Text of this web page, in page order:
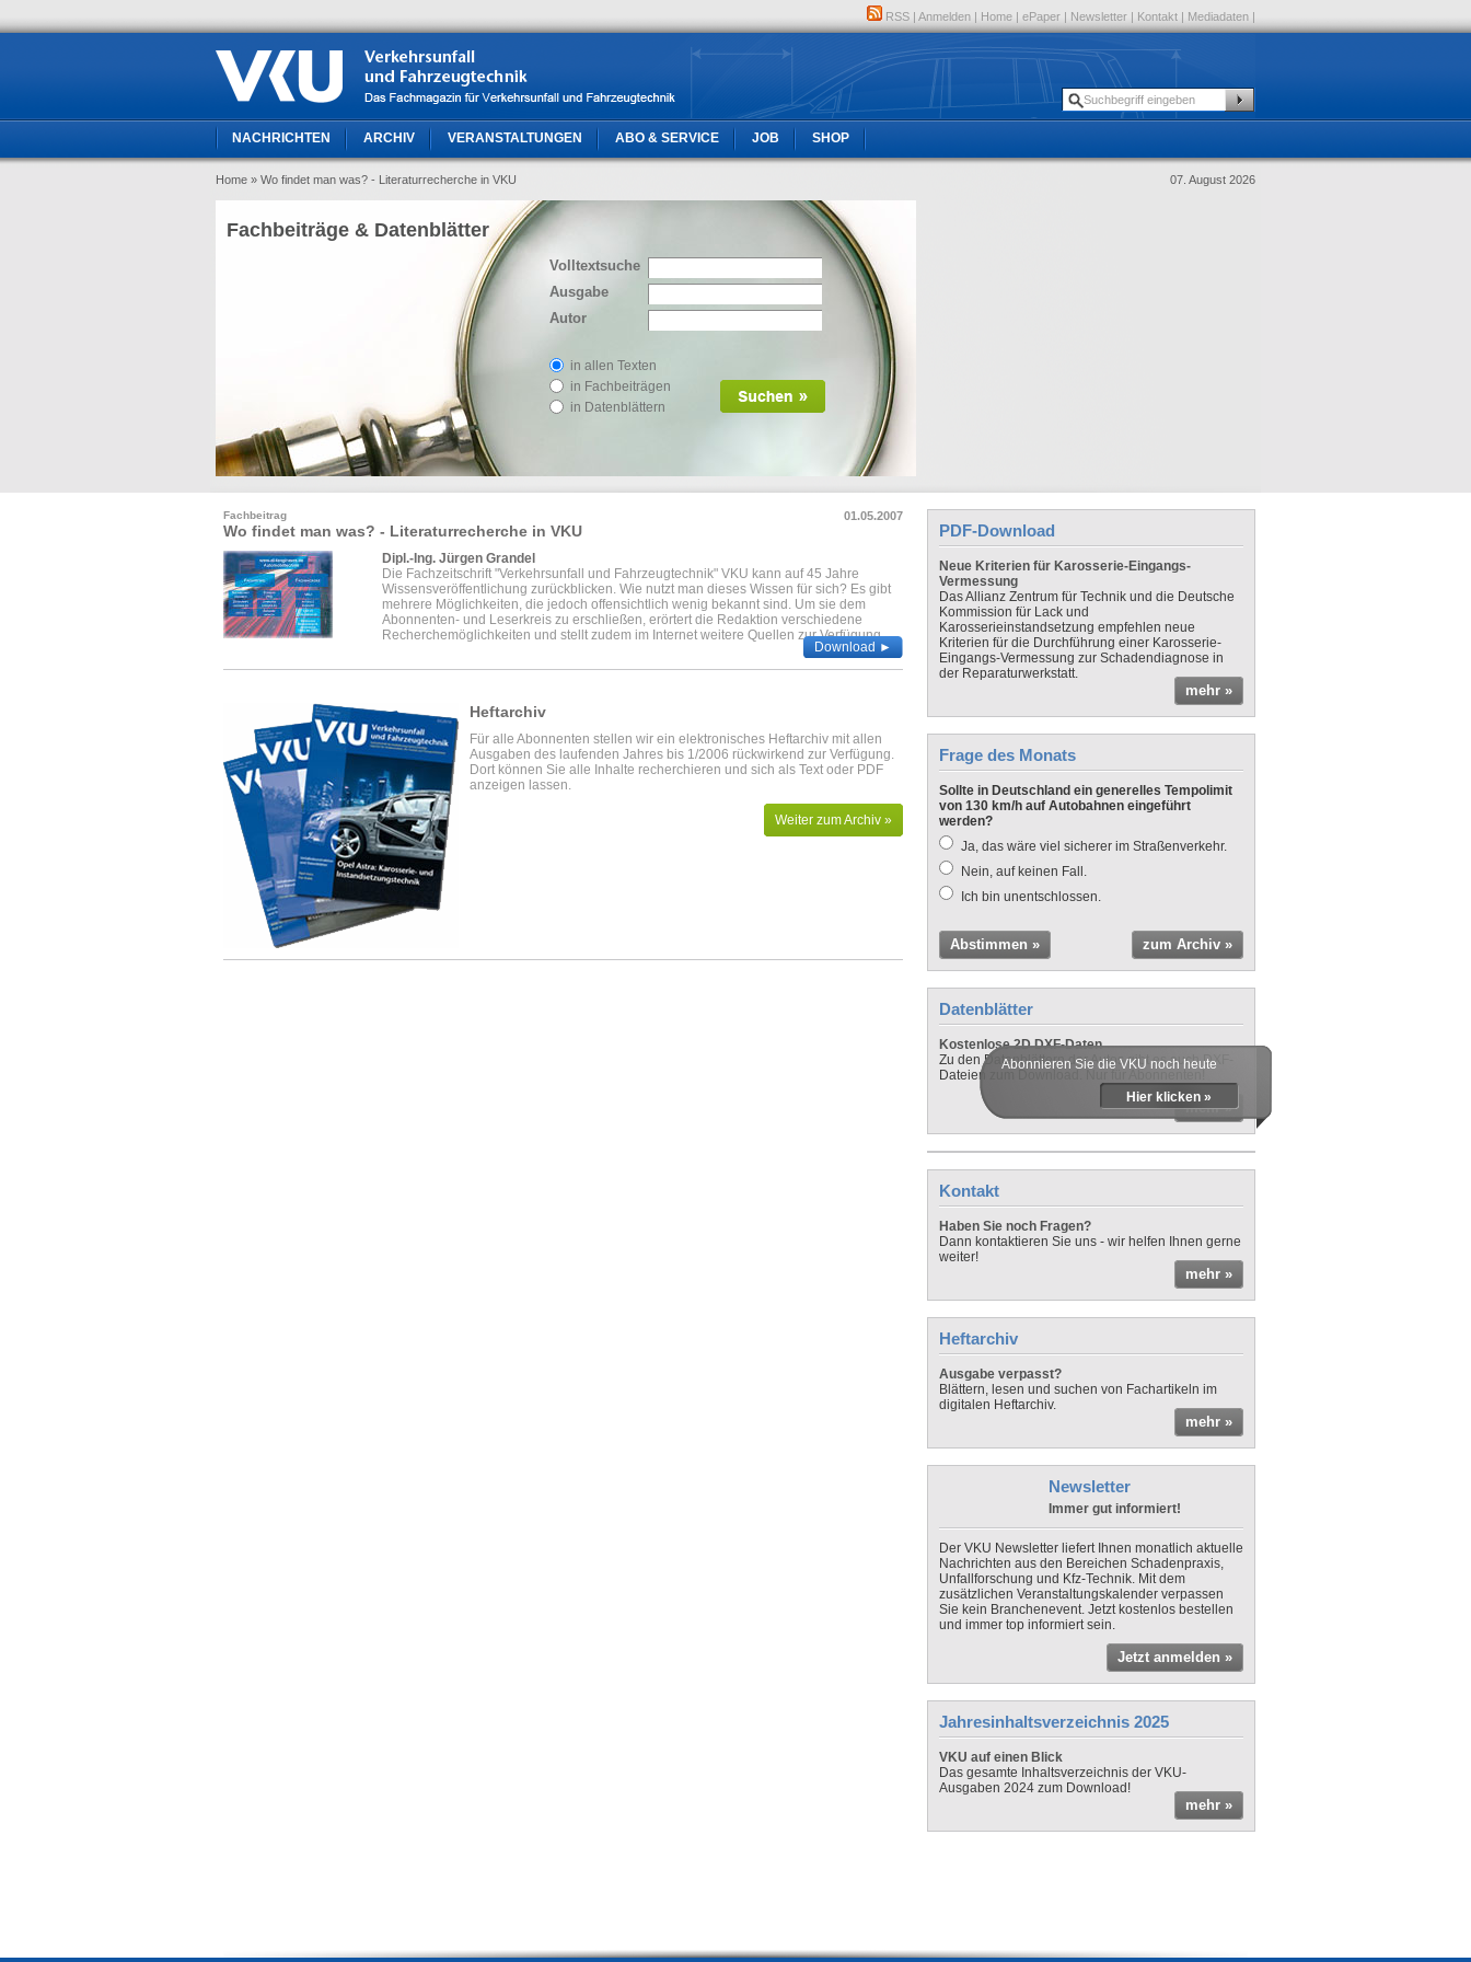
RSS | Anmelden | Home | ePaper | Newsletter | Kontakt | Mediadaten |
NACHRICHTEN ARCHIV VERANSTALTUNGEN ABO & SERVICE JOB SHOP
Home » Wo findet man was? - Literaturrecherche in VKU 07. August 2026
Volltextsuche
Ausgabe
Autor
in allen Texten
in Fachbeiträgen
in Datenblättern
Fachbeiträge & Datenblätter
01.05.2007
Fachbeitrag
Wo findet man was? - Literaturrecherche in VKU
Dipl.-Ing. Jürgen Grandel
Die Fachzeitschrift "Verkehrsunfall und Fahrzeugtechnik" VKU kann auf 45 Jahre
Wissensveröffentlichung zurückblicken. Wie nutzt man dieses Wissen für sich? Es gibt
mehrere Möglichkeiten, die jedoch offensichtlich wenig bekannt sind. Um sie dem
Abonnenten- und Leserkreis zu erschließen, erörtert die Redaktion verschiedene
Recherchemöglichkeiten und stellt zudem im Internet weitere Quellen zur Verfügung.
Download ►
Heftarchiv
Für alle Abonnenten stellen wir ein elektronisches Heftarchiv mit allen
Ausgaben des laufenden Jahres bis 1/2006 rückwirkend zur Verfügung.
Dort können Sie alle Inhalte recherchieren und sich als Text oder PDF
anzeigen lassen.
Weiter zum Archiv »
PDF-Download
Neue Kriterien für Karosserie-Eingangs-
Vermessung
Das Allianz Zentrum für Technik und die Deutsche
Kommission für Lack und
Karosserieinstandsetzung empfehlen neue
Kriterien für die Durchführung einer Karosserie-
Eingangs-Vermessung zur Schadendiagnose in
der Reparaturwerkstatt.
mehr »
Frage des Monats
Sollte in Deutschland ein generelles Tempolimit
von 130 km/h auf Autobahnen eingeführt
werden?
Ja, das wäre viel sicherer im Straßenverkehr.
Nein, auf keinen Fall.
Ich bin unentschlossen.
Abstimmen » zum Archiv »
Datenblätter
Kostenlose 2D DXF-Daten
Zu den Datenblättern der Autos gibt es auch DXF-
Dateien zum Download. Nur für Abonnenten!
mehr »
Abonnieren Sie die VKU noch heute
Hier klicken »
Kontakt
Haben Sie noch Fragen?
Dann kontaktieren Sie uns - wir helfen Ihnen gerne
weiter!
mehr »
Heftarchiv
Ausgabe verpasst?
Blättern, lesen und suchen von Fachartikeln im
digitalen Heftarchiv.
mehr »
Newsletter
Immer gut informiert!
Der VKU Newsletter liefert Ihnen monatlich aktuelle
Nachrichten aus den Bereichen Schadenpraxis,
Unfallforschung und Kfz-Technik. Mit dem
zusätzlichen Veranstaltungskalender verpassen
Sie kein Branchenevent. Jetzt kostenlos bestellen
und immer top informiert sein.
Jetzt anmelden »
Jahresinhaltsverzeichnis 2025
VKU auf einen Blick
Das gesamte Inhaltsverzeichnis der VKU-
Ausgaben 2024 zum Download!
mehr »